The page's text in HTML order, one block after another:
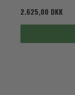
2.625,00 DKK